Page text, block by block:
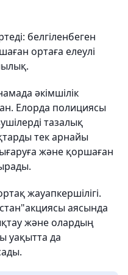
белгіленбеген
ортаға елеулі
әкімшілік
Елорда полициясы
тазалық
тек арнайы
және қоршаған
жауапкершілігі.
аясында
және олардың
уақытта да